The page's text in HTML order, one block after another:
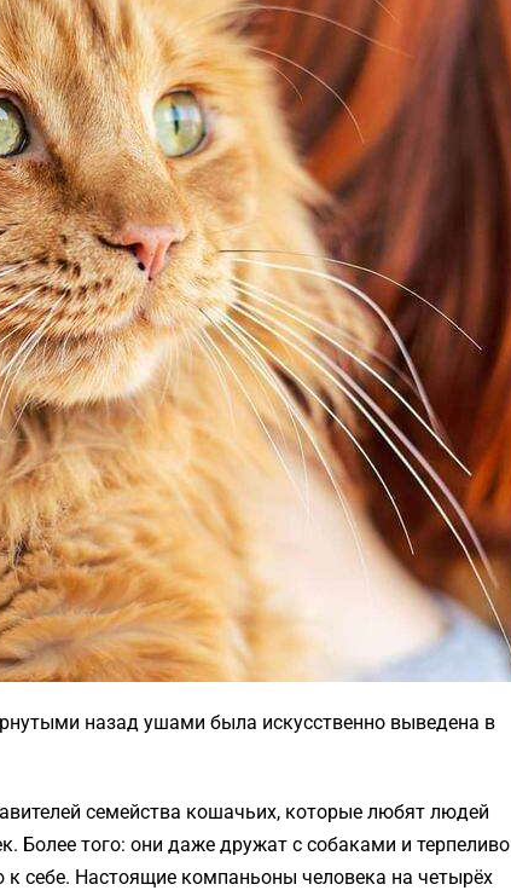
назад ушами была искусственно выведена в
семейства кошачьих, которые любят людей
Более того: они даже дружат с собаками и терпеливо
себе. Настоящие компаньоны человека на четырёх